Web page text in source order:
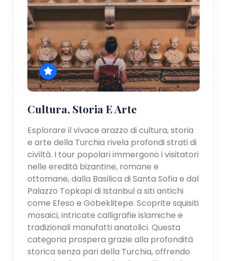
Cultura, Storia E Arte
Esplorare il vivace arazzo di cultura, storia
e arte della Turchia rivela profondi strati di
civiltà. I tour popolari immergono i visitatori
nelle eredità bizantine, romane e
ottomane, dalla Basilica di Santa Sofia e dal
Palazzo Topkapi di Istanbul a siti antichi
come Efeso e Göbeklitepe. Scoprite squisiti
mosaici, intricate calligrafie islamiche e
tradizionali manufatti anatolici. Questa
categoria prospera grazie alla profondità
storica senza pari della Turchia, offrendo